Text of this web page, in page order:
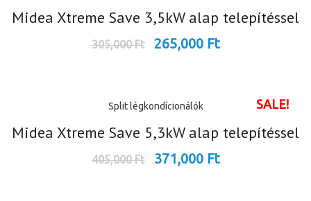
Midea Xtreme Save 3,5kW alap telepítéssel
305,000Ft 265,000 Ft
SALE!
Split légkondícionálók
Midea Xtreme Save 5,3kW alap telepítéssel
405,000Ft 371,000 Ft